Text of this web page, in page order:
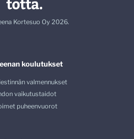
Kortesuo Oy 2026.
koulutukset
valmennukset
vaikutustaidot
puheenvuorot